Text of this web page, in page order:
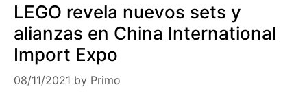
LEGO revela nuevos sets y
alianzas en China International
Import Expo
08/11/2021 by Primo